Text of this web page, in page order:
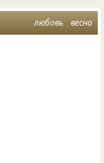
любовь весна